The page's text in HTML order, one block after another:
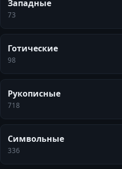
Западные
73
Готические
98
Рукописные
718
Символьные
336